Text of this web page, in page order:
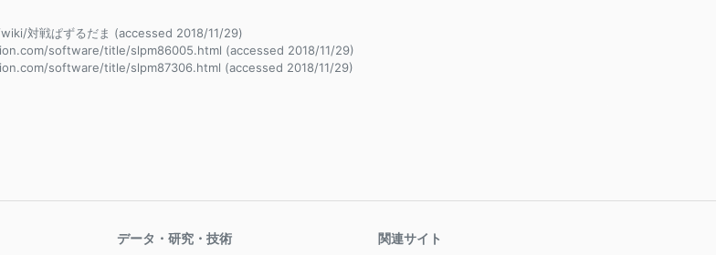
対戦ぱずるだま (accessed 2018/11/29)
software/title/slpm86005.html (accessed 2018/11/29)
software/title/slpm87306.html (accessed 2018/11/29)
データ・研究・技術 関連サイト